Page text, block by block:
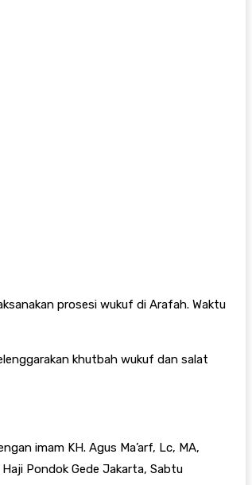
prosesi wukuf di Arafah. Waktu
khutbah wukuf dan salat
imam KH. Agus Ma’arf, Lc, MA,
Pondok Gede Jakarta, Sabtu